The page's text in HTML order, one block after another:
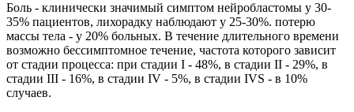
Боль - клинически значимый симптом нейробластомы у 30-
35% пациентов, лихорадку наблюдают у 25-30%. потерю
массы тела - у 20% больных. В течение длительного времени
возможно бессимптомное течение, частота которого зависит
от стадии процесса: при стадии I - 48%, в стадии II - 29%, в
стадии III - 16%, в стадии IV - 5%, в стадии IVS - в 10%
случаев.